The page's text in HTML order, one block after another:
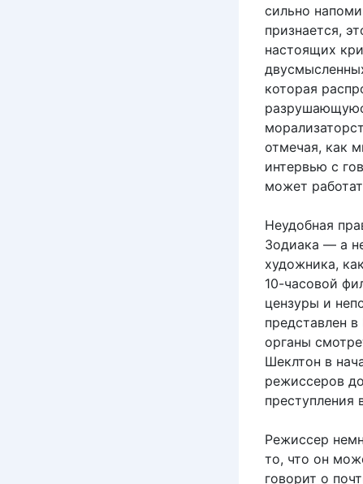
сильно
признается,
настоящих
которая
отмечая, как
интервью с
может
Неудобная
Зодиака — а
художника,
10-часовой
цензуры и
представлен
органы
Шеклтон в
режиссеров
преступления
Режиссер
то, что он
говорит о